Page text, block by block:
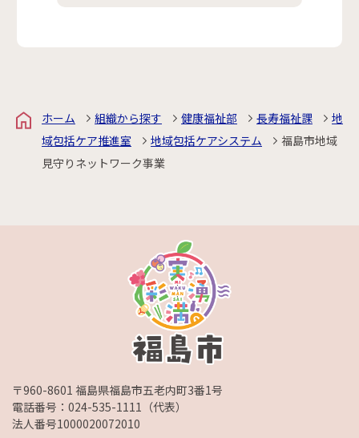
ホーム 組織から探す 健康福祉部 長寿福祉課
地
域包括ケア推進室
地域包括ケアシステム
福島市地域
見守りネットワーク事業
〒960-8601 福島県福島市五老内町3番1号
電話番号： 024-535-1111 （代表）
法人番号1000020072010